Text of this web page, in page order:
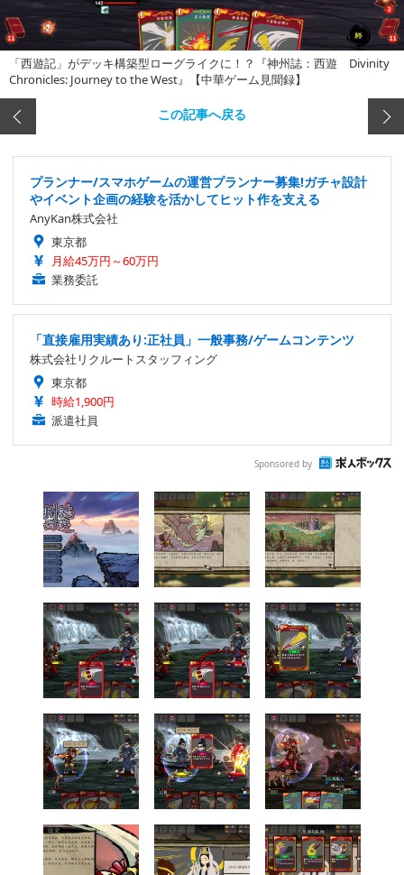
「西遊記」がデッキ構築型ローグライクに！？『神州誌：西遊 Divinity
Chronicles: Journey to the West』【中華ゲーム見聞録】
この記事へ戻る
プランナー/スマホゲームの運営プランナー募集!ガチャ設計
やイベント企画の経験を活かしてヒット作を支える
AnyKan株式会社
東京都
月給45万円～60万円
業務委託
「直接雇用実績あり:正社員」一般事務/ゲームコンテンツ
株式会社リクルートスタッフィング
東京都
時給1,900円
派遣社員
Sponsored by